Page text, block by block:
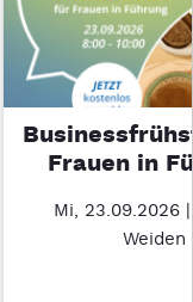
Frauen in
Mi, 23.09.2026
Weiden